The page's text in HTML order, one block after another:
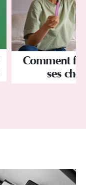
Comment
ses